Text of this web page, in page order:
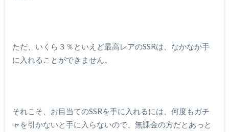
ただ、いくら３％といえど最高レアのSSRは、なかなか手
に入れることができません。
それこそ、お目当てのSSRを手に入れるには、何度もガチ
ャを引かないと手に入らないので、無課金の方だとあっと